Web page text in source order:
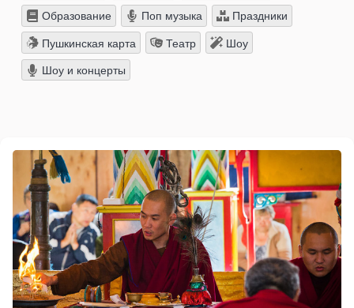
Образование Поп музыка Праздники
Пушкинская карта Театр Шоу
Шоу и концерты